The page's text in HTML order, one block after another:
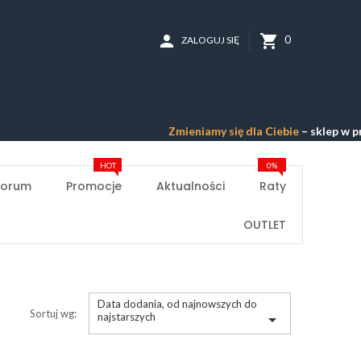
shopping_cart 0
person ZALOGUJ SIĘ
Zmieniamy się dla Ciebie– sklep w
Promocje
HOT
Aktualności Raty
0%
OUTLET
Sortuj wg:
Data dodania, od najnowszych do
najstarszych
